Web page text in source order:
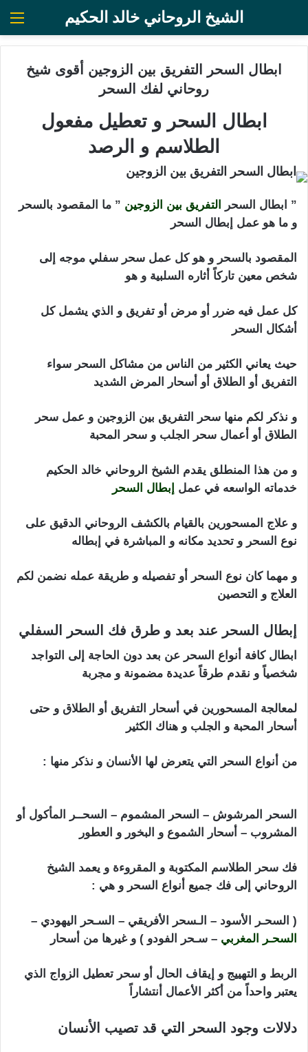
الشيخ الروحاني خالد الحكيم
ابطال السحر التفريق بين الزوجين أقوى شيخ
روحاني لفك السحر
ابطال السحر و تعطيل مفعول
الطلاسم و الرصد
” ابطال السحر التفريق بين الزوجين ” ما المقصود بالسحر
و ما هو عمل إبطال السحر
المقصود بالسحر و هو كل عمل سحر سفلي موجه إلى
شخص معين تاركاً أثاره السلبية و هو
كل عمل فيه ضرر أو مرض أو تفريق و الذي يشمل كل
أشكال السحر
حيث يعاني الكثير من الناس من مشاكل السحر سواء
التفريق أو الطلاق أو أسحار المرض الشديد
و نذكر لكم منها سحر التفريق بين الزوجين و عمل سحر
الطلاق أو أعمال سحر الجلب و سحر المحبة
و من هذا المنطلق يقدم الشيخ الروحاني خالد الحكيم
خدماته الواسعه في عمل إبطال السحر
و علاج المسحورين بالقيام بالكشف الروحاني الدقيق على
نوع السحر و تحديد مكانه و المباشرة في إبطاله
و مهما كان نوع السحر أو تفصيله و طريقة عمله نضمن لكم
العلاج و التحصين
إبطال السحر عند بعد و طرق فك السحر السفلي
ابطال كافة أنواع السحر عن بعد دون الحاجة إلى التواجد
شخصياً و نقدم طرقاً عديدة مضمونة و مجربة
لمعالجة المسحورين في أسحار التفريق أو الطلاق و حتى
أسحار المحبة و الجلب و هناك الكثير
من أنواع السحر التي يتعرض لها الأنسان و نذكر منها :
السحر المرشوش – السحر المشموم – السحــر المأكول أو
المشروب – أسحار الشموع و البخور و العطور
فك سحر الطلاسم المكتوبة و المقروءة و يعمد الشيخ
الروحاني إلى فك جميع أنواع السحر و هي :
( السحـر الأسود – الـسحر الأفريقي – السـحر اليهودي –
السحـر المغربي – سـحر الفودو ) و غيرها من أسحار
الربط و التهييج و إيقاف الحال أو سحر تعطيل الزواج الذي
يعتبر واحداً من أكثر الأعمال أنتشاراً
دلالات وجود السحر التي قد تصيب الأنسان